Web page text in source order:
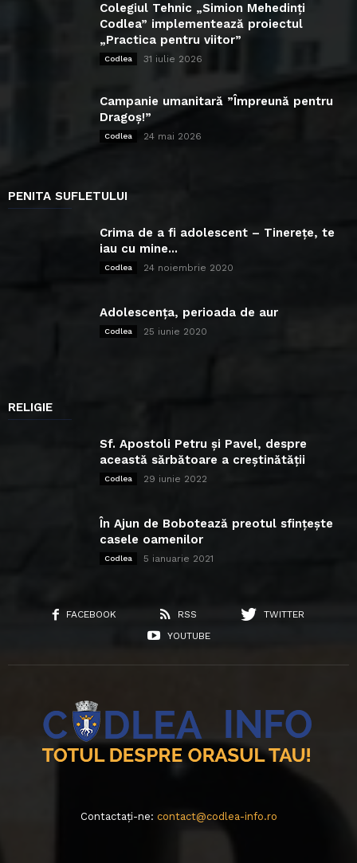
Colegiul Tehnic „Simion Mehedinți
Codlea” implementează proiectul
„Practica pentru viitor”
Codlea 31 iulie 2026
Campanie umanitară ”Împreună pentru
Dragoș!”
Codlea 24 mai 2026
PENITA SUFLETULUI
Crima de a fi adolescent – Tinerețe, te
iau cu mine...
Codlea 24 noiembrie 2020
Adolescența, perioada de aur
Codlea 25 iunie 2020
RELIGIE
Sf. Apostoli Petru și Pavel, despre
această sărbătoare a creștinătății
Codlea 29 iunie 2022
În Ajun de Bobotează preotul sfințește
casele oamenilor
Codlea 5 ianuarie 2021
FACEBOOK RSS
TWITTER
YOUTUBE
Contactați-ne: contact@codlea-info.ro